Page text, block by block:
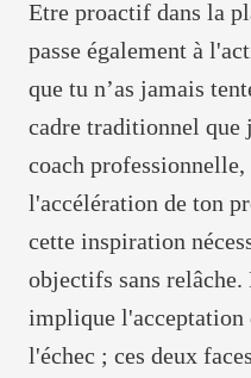
Etre proactif dans la
passe également à
que tu n’as jamais
cadre traditionnel que
coach
l'accélération de ton
cette inspiration
objectifs sans
implique l'acceptation
l'échec ; ces deux